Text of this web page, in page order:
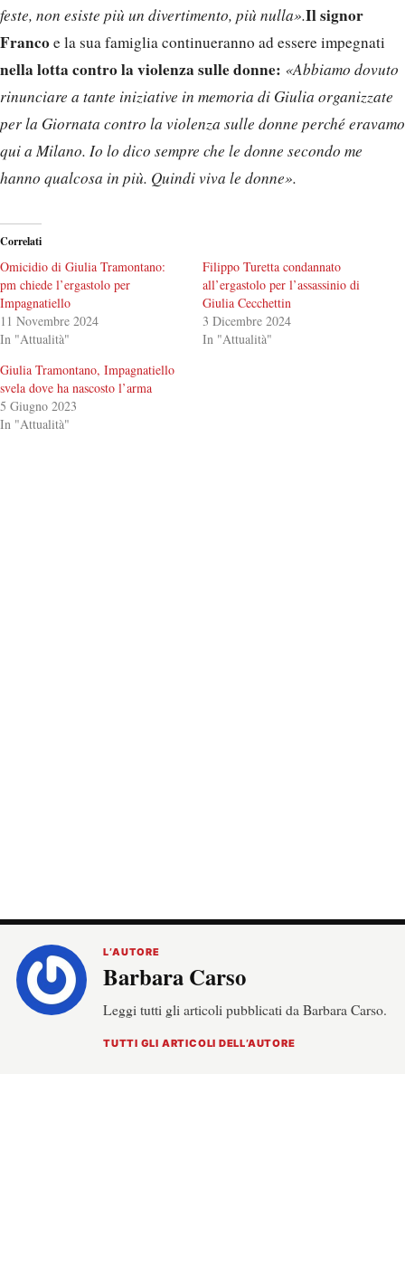
feste, non esiste più un divertimento, più nulla».Il signor
Francoe la sua famiglia continueranno ad essere impegnati
nella lotta contro la violenza sulle donne: «Abbiamo dovuto
rinunciare a tante iniziative in memoria di Giulia organizzate
per la Giornata contro la violenza sulle donne perché eravamo
qui a Milano. Io lo dico sempre che le donne secondo me
hanno qualcosa in più. Quindi viva le donne».
Correlati
Omicidio di Giulia Tramontano:
pm chiede l’ergastolo per
Impagnatiello
11 Novembre 2024
In "Attualità"
Filippo Turetta condannato
all’ergastolo per l’assassinio di
Giulia Cecchettin
3 Dicembre 2024
In "Attualità"
Giulia Tramontano, Impagnatiello
svela dove ha nascosto l’arma
5 Giugno 2023
In "Attualità"
L’AUTORE
Barbara Carso
Leggi tutti gli articoli pubblicati da Barbara Carso.
TUTTI GLI ARTICOLI DELL’AUTORE